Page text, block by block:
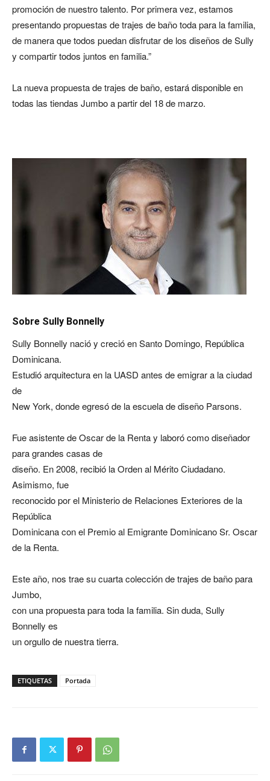
promoción de nuestro talento. Por primera vez, estamos
presentando propuestas de trajes de baño toda para la familia,
de manera que todos puedan disfrutar de los diseños de Sully
y compartir todos juntos en familia.”
La nueva propuesta de trajes de baño, estará disponible en
todas las tiendas Jumbo a partir del 18 de marzo.
Sobre Sully Bonnelly
Sully Bonnelly nació y creció en Santo Domingo, República
Dominicana.
Estudió arquitectura en la UASD antes de emigrar a la ciudad
de
New York, donde egresó de la escuela de diseño Parsons.
Fue asistente de Oscar de la Renta y laboró como diseñador
para grandes casas de
diseño. En 2008, recibió la Orden al Mérito Ciudadano.
Asimismo, fue
reconocido por el Ministerio de Relaciones Exteriores de la
República
Dominicana con el Premio al Emigrante Dominicano Sr. Oscar
de la Renta.
Este año, nos trae su cuarta colección de trajes de baño para
Jumbo,
con una propuesta para toda Ia familia. Sin duda, Sully
Bonnelly es
un orgullo de nuestra tierra.
ETIQUETAS Portada